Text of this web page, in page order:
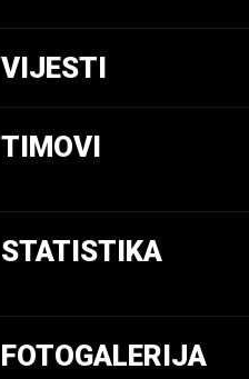
VIJESTI
TIMOVI
STATISTIKA
FOTOGALERIJA